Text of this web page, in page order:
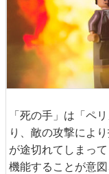
「死の手」は「ペ
り、敵の攻撃によ
が途切れてしまっ
機能することが意